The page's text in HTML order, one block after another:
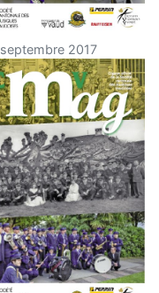
septembre 2017